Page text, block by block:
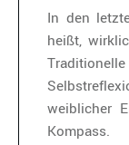
In den
heißt,
weiblicher
Kompass.